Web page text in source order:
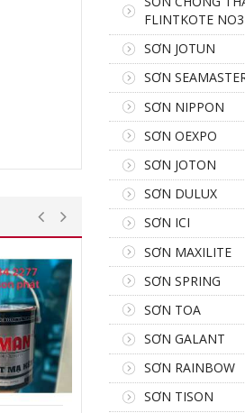
FLINTKOTE NO3
SƠN JOTUN
SƠN
SƠN NIPPON
SƠN OEXPO
SƠN JOTON
SƠN DULUX
SƠN ICI
SƠN MAXILITE
SƠN SPRING
SƠN TOA
SƠN GALANT
SƠN RAINBOW
SƠN TISON